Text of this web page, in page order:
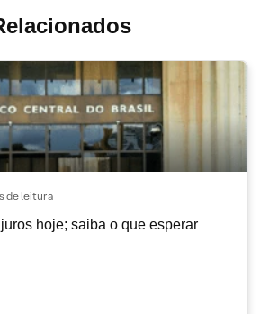
de leitura
hoje; saiba o que esperar